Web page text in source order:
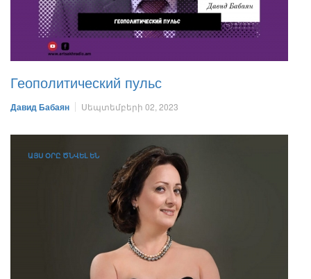
Геополитический пульс
Давид Бабаян Սեպտեմբերի 02, 2023
ԱՅՍ ՕՐԸ ԾՆՎԵԼ ԵՆ